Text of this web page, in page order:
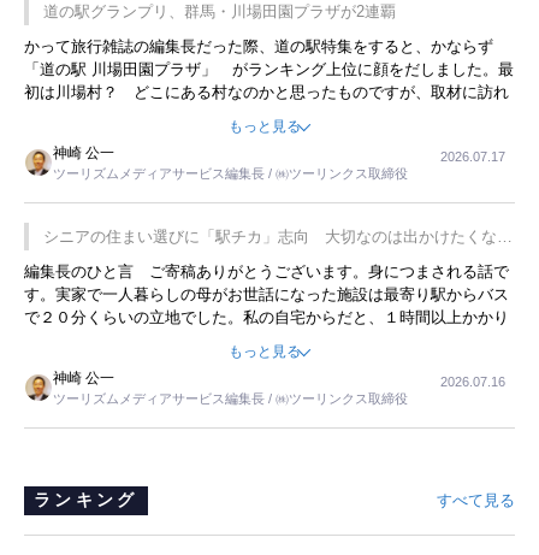
道の駅グランプリ、群馬・川場田園プラザが2連覇
かって旅行雑誌の編集長だった際、道の駅特集をすると、かならず
「道の駅 川場田園プラザ」 がランキング上位に顔をだしました。最
初は川場村？ どこにある村なのかと思ったものですが、取材に訪れ
した。プレゼンも巧みで、今でも思い出すことが２つあります。一つ
は、従業員に東京ディズニーランドを見学させ、サービス業、接客業
の何かを理解してもらっていることです。 もう一つは1800円もする
プレミアムヨーグルトを販売するにあたり、社内に懸念もあったそう
です。永井社長は、駐車場に都内ナンバーの高級外車が停まっている
ことに目をつけ、高級商品でも売れると確信したそうです。今回の記
事を懐かしく読みました。
もっと見る
神崎 公一
ツーリズムメディアサービス編集長 / ㈱ツーリンクス取締役
2026.07.17
シニアの住まい選びに「駅チカ」志向 大切なのは出かけたくなる
暮らし
編集長のひと言 ご寄稿ありがとうございます。身につまされる話で
す。実家で一人暮らしの母がお世話になった施設は最寄り駅からバス
で２０分くらいの立地でした。私の自宅からだと、１時間以上かかり
すが、私と妹にとっては、半日仕事ででした。シニアの住まい選び
は、当人だけではなく、世話をする家族の足の便も考えない外池ない
と思いました。
もっと見る
神崎 公一
ツーリズムメディアサービス編集長 / ㈱ツーリンクス取締役
2026.07.16
ランキング すべて見る